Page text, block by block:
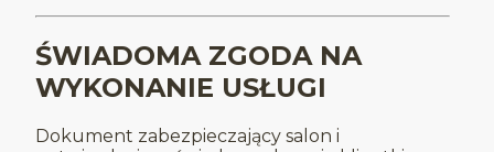
ŚWIADOMA ZGODA NA
WYKONANIE USŁUGI
Dokument zabezpieczający salon i